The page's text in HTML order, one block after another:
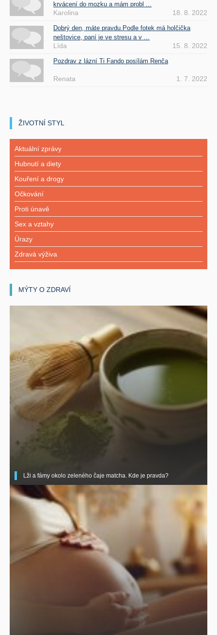
krvácení do mozku a mám probl ...
Karolina 18. 8. 2022
Dobrý den, máte pravdu.Podle fotek má holčička
neštovice, paní je ve stresu a v ...
Lída 15. 8. 2022
Pozdrav z lázní Ti Fando posílám Renča
Renata 1. 7. 2022
ŽIVOTNÍ STYL
Aktuální zprávy
Hubnutí a diety
Kouření a drogy
Očkování
Proti únavě
Sex a vztahy
Úrazy
Zdravá výživa
MÝTY O ZDRAVÍ
Lži a fámy okolo zeleného čaje matcha. Kde je pravda?